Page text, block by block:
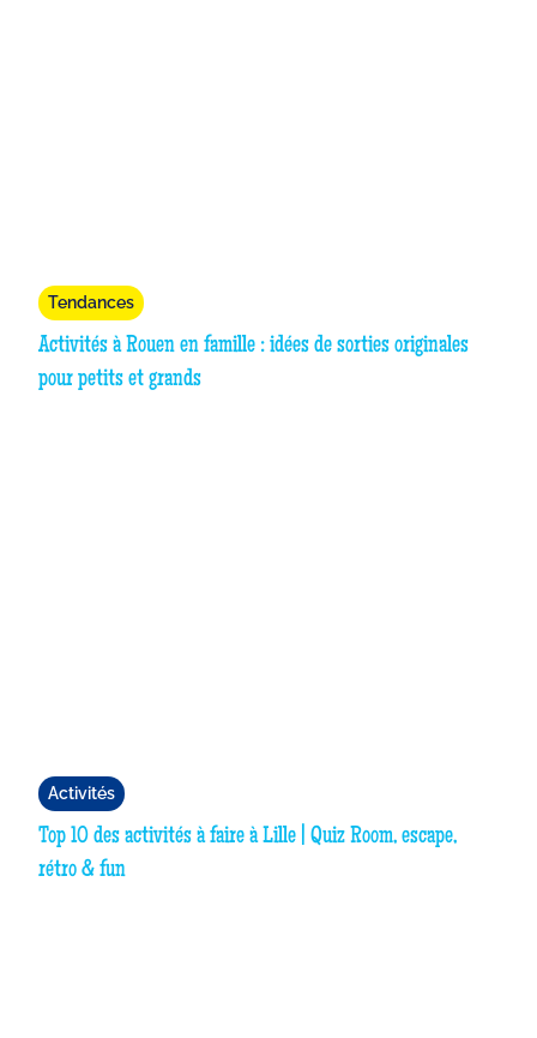
Tendances
Activités à Rouen en famille : idées de sorties originales
pour petits et grands
Activités
Top 10 des activités à faire à Lille | Quiz Room, escape,
rétro & fun